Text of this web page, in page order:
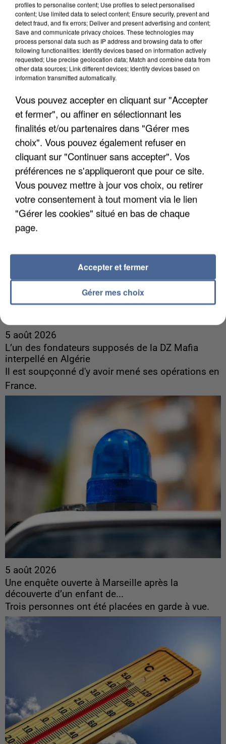
6 août 2026
Une touriste de l’Oise emportée par une coulée de
boue en Haute-Savoie
Son corps a été retrouvé à cinq kilomètres de là.
5 août 2026
L’un des fondateurs supposés de la DZ Mafia
interpellé en Algérie
Il est soupçonné d'y avoir mené ses opérations en
France.
5 août 2026
Une enquête ouverte à Marseille après la
découverte d’un enfant de...
Trois personnes ont été placées en garde à vue.
profiles to personalise content; Use profiles to select personalised
content; Use limited data to select content; Ensure security, prevent and
detect fraud, and fix errors; Deliver and present advertising and content;
Save and communicate privacy choices. These technologies may
process personal data such as IP address and browsing data to offer
following functionalities: Identify devices based on information actively
requested; Use precise geolocation data; Match and combine data from
other data sources; Link different devices; Identify devices based on
information transmitted automatically.
Vous pouvez accepter en cliquant sur "Accepter
et fermer", ou affiner en sélectionnant les
finalités et/ou partenaires dans "Gérer mes
choix". Vous pouvez également refuser en
cliquant sur "Continuer sans accepter". Vos
préférences ne s'appliqueront que pour ce site.
Vous pouvez mettre à jour vos choix, ou retirer
votre consentement à tout moment via le lien
"Gérer les cookies" situé en bas de chaque
page.
Gérer mes choix
Accepter et fermer